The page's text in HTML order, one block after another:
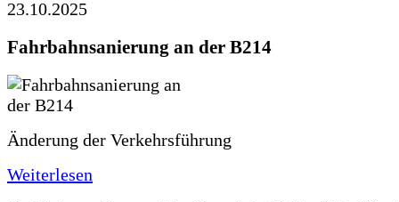
23.10.2025
Fahrbahnsanierung an der B214
Änderung der Verkehrsführung
Weiterlesen